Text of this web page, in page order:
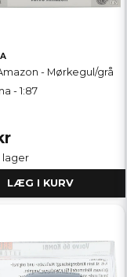
- Mørkegul/grå
- 1:87
lager
LÆG I KURV